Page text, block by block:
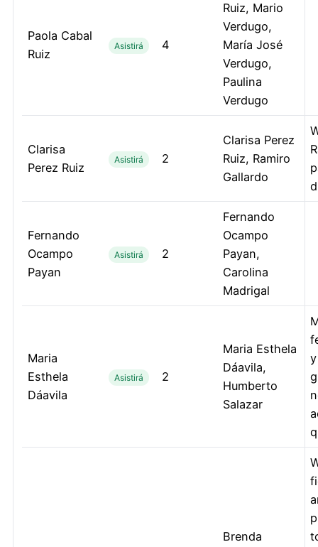
Paola Cabal
Ruiz
Asistirá 4
Ruiz, Mario
Verdugo,
María José
Verdugo,
Paulina
Verdugo
Clarisa
Perez Ruiz
Asistirá 2
Clarisa Perez
Ruiz, Ramiro
Gallardo
Fernando
Ocampo
Payan
Asistirá 2
Fernando
Ocampo
Payan,
Carolina
Madrigal
Maria
Esthela
Dáavila
Asistirá 2
Maria Esthela
Dáavila,
Humberto
Salazar
Brenda